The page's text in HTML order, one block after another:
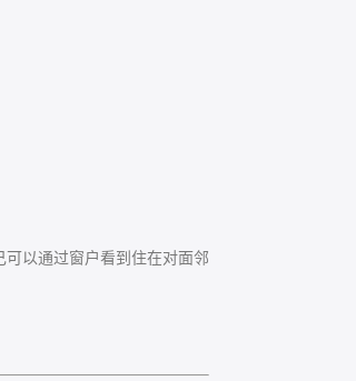
以通过窗户看到住在对面邻